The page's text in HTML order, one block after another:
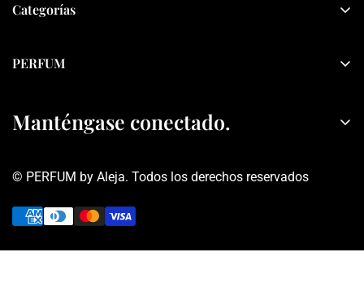
Categorías
Sets
PERFUM
Contacto
Términos y condiciones
Manténgase conectado.
Obtén información sobre descuentos y ofertas, tranquis no
seremos Spam
© PERFUM by Aleja. Todos los derechos reservados